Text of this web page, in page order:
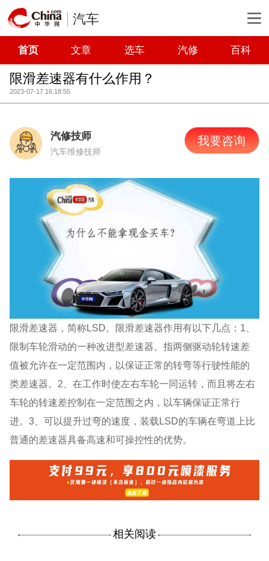
汽车
首页 文章 选车 汽修 百科
限滑差速器有什么作用？
2023-07-17 16:18:55
汽修技师
汽车维修技师
我要咨询
限滑差速器，简称LSD。限滑差速器作用有以下几点：1、
限制车轮滑动的一种改进型差速器。指两侧驱动轮转速差
值被允许在一定范围内，以保证正常的转弯等行驶性能的
类差速器。2、在工作时使左右车轮一同运转，而且将左右
车轮的转速差控制在一定范围之内，以车辆保证正常行
进。3、可以提升过弯的速度，装载LSD的车辆在弯道上比
普通的差速器具备高速和可操控性的优势。
相关阅读